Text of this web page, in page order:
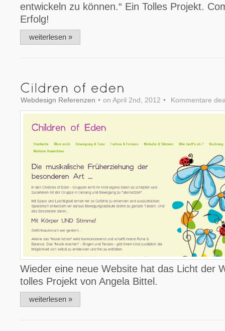
entwickeln zu können.“ Ein Tolles Projekt.
Erfolg!
weiterlesen »
Webdesign Referenzen • on April 2nd, 2012 • Kommentare
Wieder eine neue Website hat das Licht der
tolles Projekt von Angela Bittel.
weiterlesen »